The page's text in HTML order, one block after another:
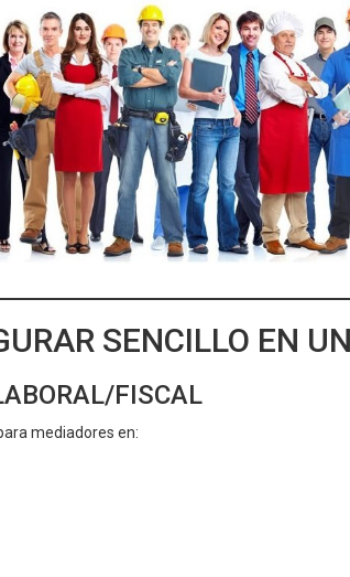
SENCILLO EN
FISCAL
mediadores en: